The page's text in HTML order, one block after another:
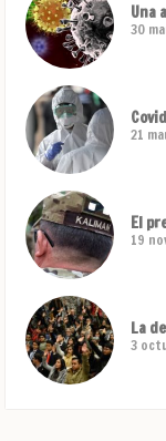
Una
30
21
El
19
La
3